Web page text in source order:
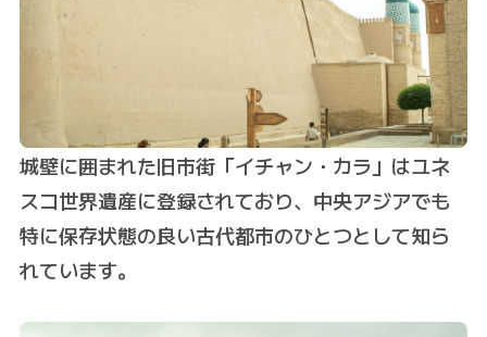
城壁に囲まれた旧市街「イチャン・カラ」はユネ
スコ世界遺産に登録されており、中央アジアでも
特に保存状態の良い古代都市のひとつとして知ら
れています。